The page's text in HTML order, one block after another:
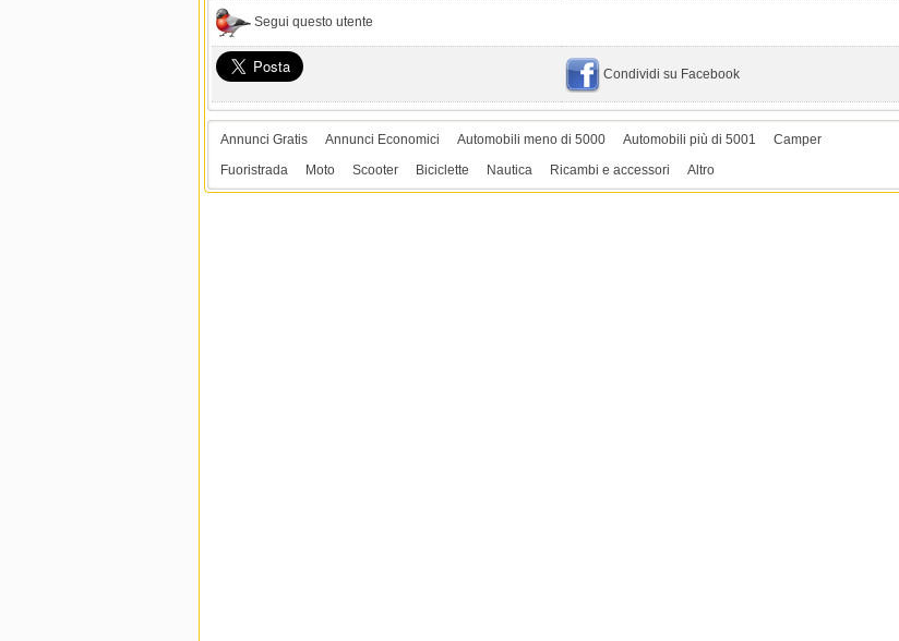
Segui questo utente
Condividi su Facebook
Annunci Gratis Annunci Economici Automobili meno di 5000 Automobili più di 5001
Camper
Fuoristrada
Moto Scooter Biciclette Nautica Ricambi e accessori Altro